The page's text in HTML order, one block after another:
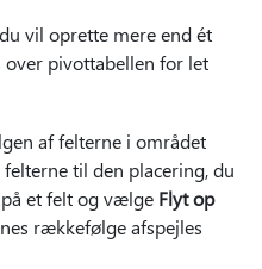
vil oprette mere end ét
pivottabellen for let
af felterne i området
til den placering, du
et felt og vælge Flyt op
rækkefølge afspejles